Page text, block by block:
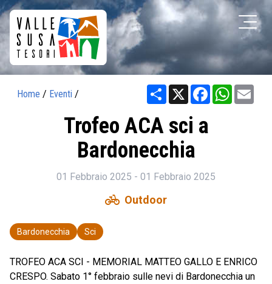
Home / Eventi / Share X Facebook
Trofeo ACA sci a
Bardonecchia
01 Febbraio 2025 - 01 Febbraio 2025
pedal_bike Outdoor
Bardonecchia Sci
TROFEO ACA SCI - MEMORIAL MATTEO GALLO E ENRICO
CRESPO. Sabato 1° febbraio sulle nevi di Bardonecchia un